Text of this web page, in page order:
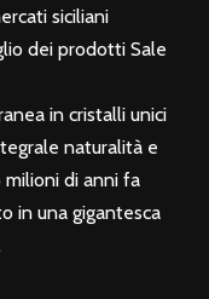
siciliani
dei prodotti Sale
in cristalli unici
naturalità e
di anni fa
in una gigantesca